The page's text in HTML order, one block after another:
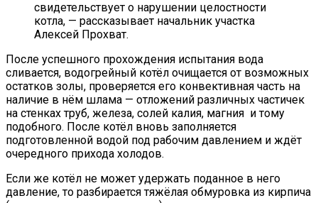
свидетельствует о нарушении целостности
котла, — рассказывает начальник участка
Алексей Прохват.
После успешного прохождения испытания вода
сливается, водогрейный котёл очищается от возможных
остатков золы, проверяется его конвективная часть на
наличие в нём шлама — отложений различных частичек
на стенках труб, железа, солей калия, магния и тому
подобного. После котёл вновь заполняется
подготовленной водой под рабочим давлением и ждёт
очередного прихода холодов.
Если же котёл не может удержать поданное в него
давление, то разбирается тяжёлая обмуровка из кирпича